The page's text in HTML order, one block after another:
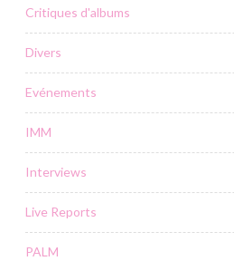
Critiques d'albums
Divers
Evénements
IMM
Interviews
Live Reports
PALM